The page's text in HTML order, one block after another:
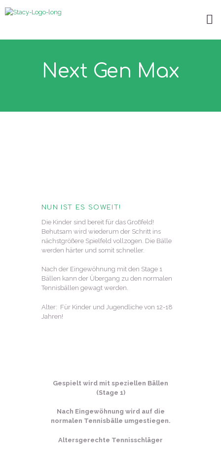
Next Gen Max
NUN IST ES SOWEIT!
Die Kinder sind bereit für das Großfeld!
Behutsam wird wiederum der Schritt ins
nächstgrößere Spielfeld vollzogen. Die Bälle
werden härter und somit schneller.
Nach der Eingewöhnung mit den Stage 1
Bällen kann der Übergang zu den normalen
Tennisbällen gewagt werden.
Alter: Für Kinder und Jugendliche von 12-18
Jahren!
Gespielt wird mit speziellen Bällen
(Stage 1)
Nach Eingewöhnung wird auf die
normalen Tennisbälle umgestiegen.
Altersgerechte Tennisschläger